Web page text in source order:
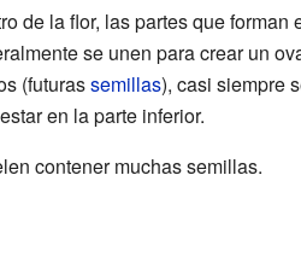
de la flor, las partes que forman
se unen para crear un
(futurassemillas), casi siempre
en la parte inferior.
contener muchas semillas.